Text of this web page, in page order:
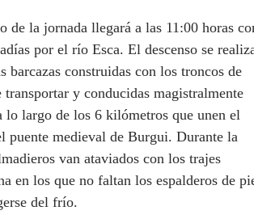
de la jornada llegará a las 11:00 horas
por el río Esca. El descenso se
barcazas construidas con los troncos de
transportar y conducidas magistralmente
lo largo de los 6 kilómetros que unen el
puente medieval de Burgui. Durante la
van ataviados con los trajes
en los que no faltan los espalderos de
del frío.